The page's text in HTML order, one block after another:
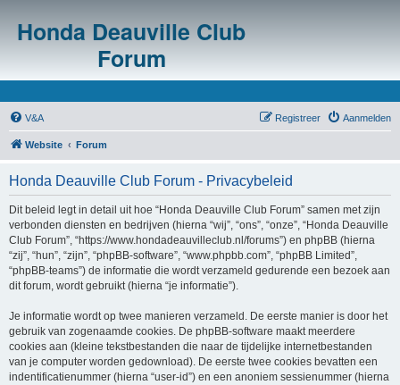
Honda Deauville Club
Forum
V&A Aanmelden
Registreer
Website Forum
Honda Deauville Club Forum - Privacybeleid
Dit beleid legt in detail uit hoe “Honda Deauville Club Forum” samen met zijn
verbonden diensten en bedrijven (hierna “wij”, “ons”, “onze”, “Honda Deauville
Club Forum”, “https://www.hondadeauvilleclub.nl/forums”) en phpBB (hierna
“zij”, “hun”, “zijn”, “phpBB-software”, “www.phpbb.com”, “phpBB Limited”,
“phpBB-teams”) de informatie die wordt verzameld gedurende een bezoek aan
dit forum, wordt gebruikt (hierna “je informatie”).
Je informatie wordt op twee manieren verzameld. De eerste manier is door het
gebruik van zogenaamde cookies. De phpBB-software maakt meerdere
cookies aan (kleine tekstbestanden die naar de tijdelijke internetbestanden
van je computer worden gedownload). De eerste twee cookies bevatten een
indentificatienummer (hierna “user-id”) en een anoniem sessienummer (hierna